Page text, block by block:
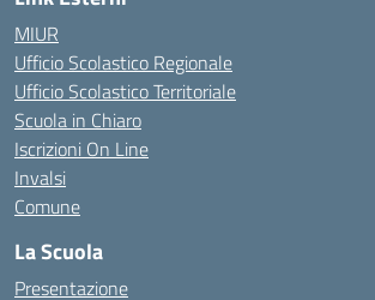
MIUR
Ufficio Scolastico Regionale
Ufficio Scolastico Territoriale
Scuola in Chiaro
Iscrizioni On Line
Invalsi
Comune
La Scuola
Presentazione